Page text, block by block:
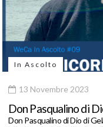
In Ascolto
13 Novembre 2023
Don Pasqualino di
Don Pasqualino di Dio di